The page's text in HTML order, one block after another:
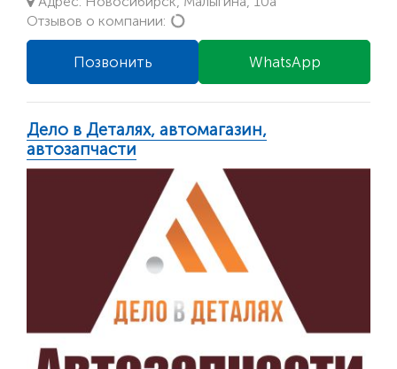
Отзывов о компании:
WhatsApp
Позвонить
Дело в Деталях, автомагазин,
автозапчасти